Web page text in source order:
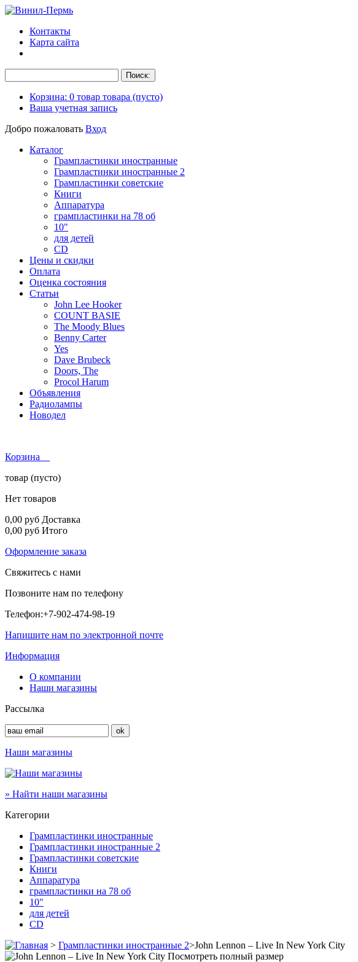
Контакты
Карта сайта
Корзина: 0 товар товара (пусто)
Ваша учетная запись
Добро пожаловать Вход
Каталог
Грампластинки иностранные
Грампластинки иностранные 2
Грампластинки советские
Книги
Аппаратура
грампластинки на 78 об
10"
для детей
CD
Цены и скидки
Оплата
Оценка состояния
Статьи
John Lee Hooker
COUNT BASIE
The Moody Blues
Benny Carter
Yes
Dave Brubeck
Doors, The
Procol Harum
Объявления
Радиолампы
Новодел
Корзина
товар (пусто)
Нет товаров
0,00 руб Доставка
0,00 руб Итого
Оформление заказа
Свяжитесь с нами
Позвоните нам по телефону
Телефон:+7-902-474-98-19
Напишите нам по электронной почте
Информация
О компании
Наши магазины
Рассылка
Наши магазины
» Найти наши магазины
Категории
Грампластинки иностранные
Грампластинки иностранные 2
Грампластинки советские
Книги
Аппаратура
грампластинки на 78 об
10"
для детей
CD
> Грампластинки иностранные 2>John Lennon ‎– Live In New York City
Посмотреть полный размер